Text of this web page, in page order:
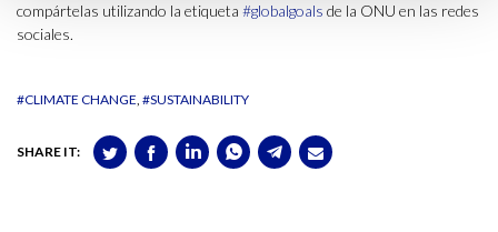
compártelas utilizando la etiqueta #globalgoals de la ONU en las redes
sociales.
#CLIMATE CHANGE #SUSTAINABILITY
SHARE IT: